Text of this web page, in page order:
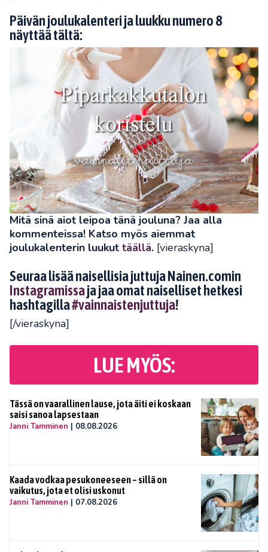
Päivän joulukalenteri ja luukku numero 8
näyttää tältä:
Mitä sinä aiot leipoa tänä jouluna? Jaa alla
kommenteissa! Katso myös aiemmat
joulukalenterin luukut täällä. [vieraskyna]
Seuraa lisää naisellisia juttuja Nainen.comin
Instagramissaja jaa omat naiselliset hetkesi
hashtagilla#vainnaistenjuttuja!
[/vieraskyna]
LUE MYÖS:
Tässä on vaarallinen lause, jota äiti ei koskaan
saisi sanoa lapsestaan
Janni Tamminen | 08.08.2026
Kaada vodkaa pesukoneeseen – sillä on
vaikutus, jota et olisi uskonut
Janni Tamminen | 07.08.2026